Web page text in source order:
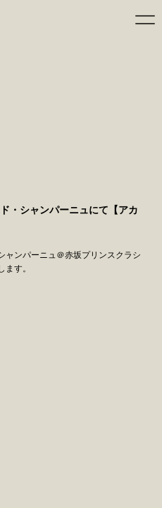
・シャンパーニュにて【アカ
ャンパーニュ＠赤坂プリンスクラシ
す。